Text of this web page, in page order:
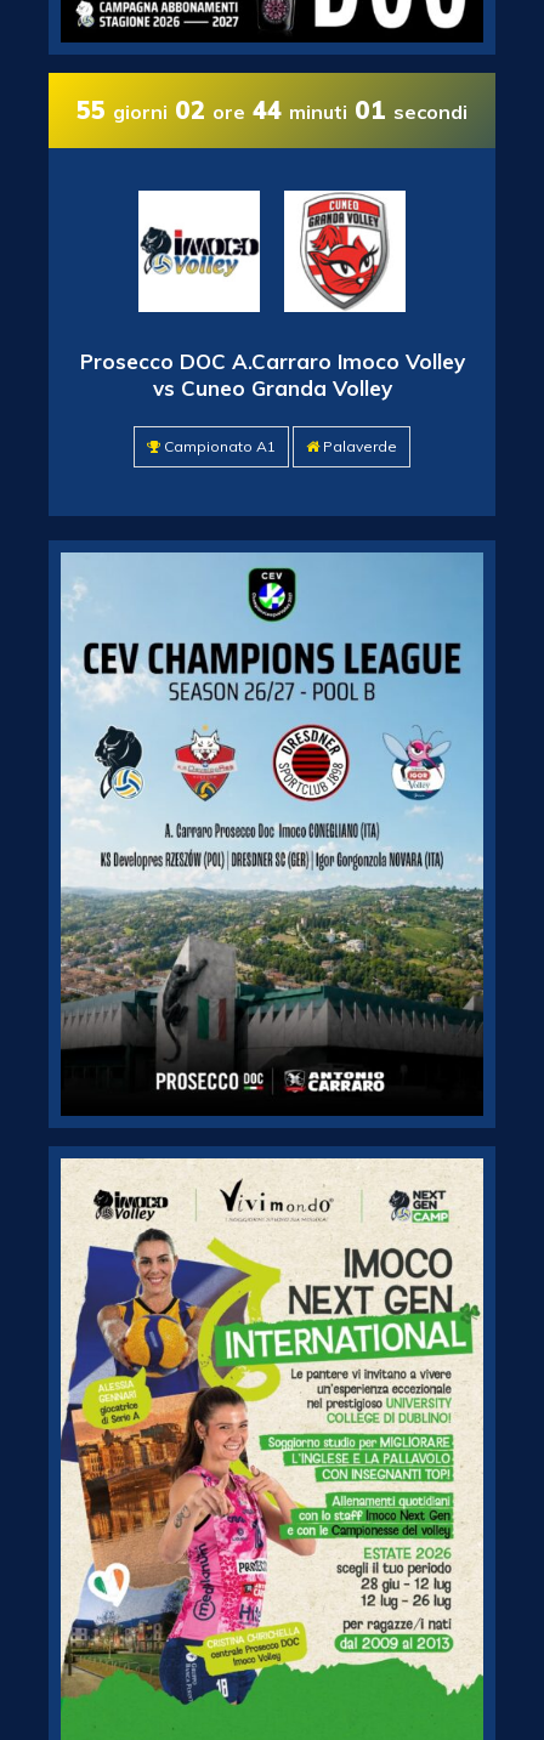
55 giorni 02 ore 44 minuti 00 secondi
Prosecco DOC A.Carraro Imoco Volley
vs Cuneo Granda Volley
Campionato A1 Palaverde